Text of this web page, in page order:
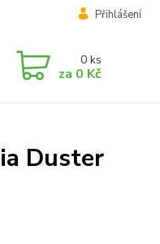
Přihlášení
0 ks
za 0 Kč
Duster